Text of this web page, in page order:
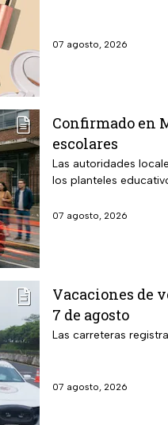
07 agosto, 2026
Confirmado en
escolares
Las autoridades
los planteles
07 agosto, 2026
Vacaciones de
7 de agosto
Las carreteras
07 agosto, 2026